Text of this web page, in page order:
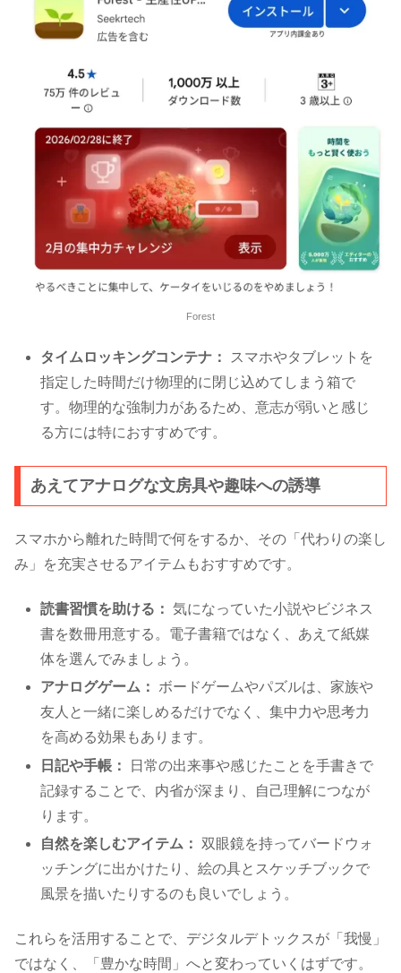
Forest
タイムロッキングコンテナ：
スマホやタブレットを
指定した時間だけ物理的に閉じ込めてしまう箱で
す。物理的な強制力があるため、意志が弱いと感じ
る方には特におすすめです。
あえてアナログな文房具や趣味への誘導
スマホから離れた時間で何をするか、その「代わりの楽し
み」を充実させるアイテムもおすすめです。
読書習慣を助ける： 気になっていた小説やビジネス
書を数冊用意する。電子書籍ではなく、あえて紙媒
体を選んでみましょう。
アナログゲーム：
ボードゲームやパズルは、家族や
友人と一緒に楽しめるだけでなく、集中力や思考力
を高める効果もあります。
日記や手帳：
日常の出来事や感じたことを手書きで
記録することで、内省が深まり、自己理解につなが
ります。
自然を楽しむアイテム： 双眼鏡を持ってバードウォ
ッチングに出かけたり、絵の具とスケッチブックで
風景を描いたりするのも良いでしょう。
これらを活用することで、デジタルデトックスが「我慢」
ではなく、「豊かな時間」へと変わっていくはずです。